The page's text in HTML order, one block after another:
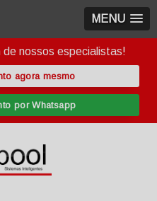
MENU
nossos especialistas!
agora mesmo
por Whatsapp